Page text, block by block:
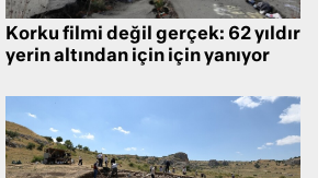
Korku filmi değil gerçek: 62 yıldır
yerin altından için için yanıyor